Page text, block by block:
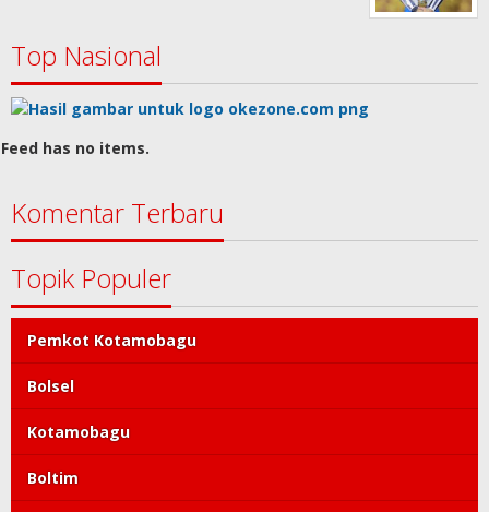
Top Nasional
Feed has no items.
Komentar Terbaru
Topik Populer
Pemkot Kotamobagu
Bolsel
Kotamobagu
Boltim